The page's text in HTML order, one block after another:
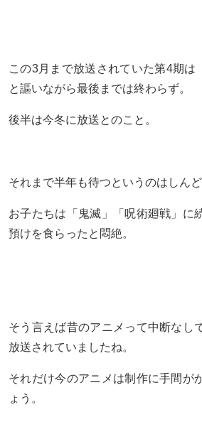
この3月まで放送されていた第4期は
と謳いながら最後までは終わらず。
後半は今冬に放送とのこと。
それまで半年も待つというのはしんど
お子たちは「鬼滅」「呪術廻戦」に
預けを食らったと悶絶。
そう言えば昔のアニメって中断なし
放送されていましたね。
それだけ今のアニメは制作に手間が
ょう。